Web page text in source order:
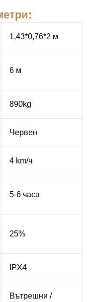
1,43*0,76*2 м
6 м
890kg
Червен
4 km/ч
5-6 часа
25%
IPX4
Вътрешни /